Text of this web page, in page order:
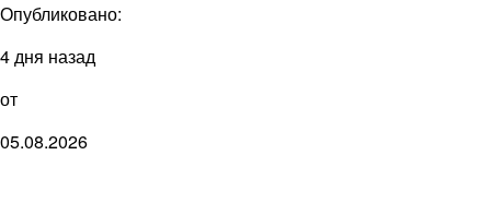
Опубликовано:
4 дня назад
от
05.08.2026